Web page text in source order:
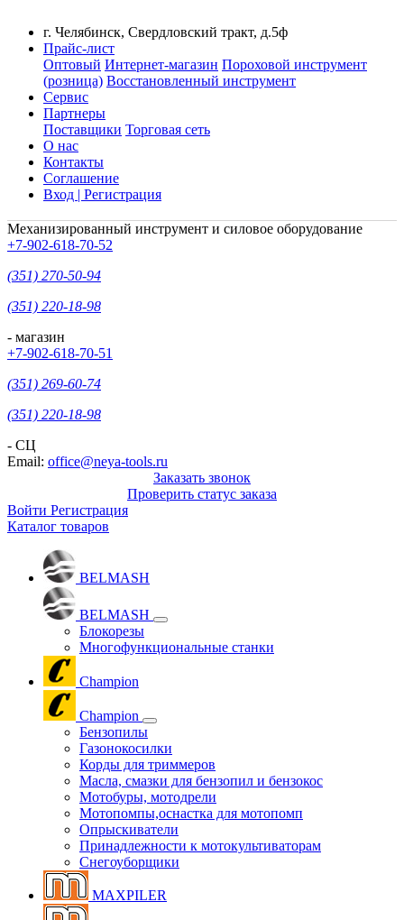
г. Челябинск, Свердловский тракт, д.5ф
Прайс-лист
Оптовый Интернет-магазин Пороховой инструмент
(розница) Восстановленный инструмент
Сервис
Партнеры
Поставщики Торговая сеть
О нас
Контакты
Соглашение
Вход | Регистрация
Механизированный инструмент и силовое оборудование
+7-902-618-70-52
(351) 270-50-94
(351) 220-18-98
- магазин
+7-902-618-70-51
(351) 269-60-74
(351) 220-18-98
- СЦ
Email: office@neya-tools.ru
Заказать звонок
Проверить статус заказа
Войти Регистрация
Каталог товаров
BELMASH
BELMASH
Блокорезы
Многофункциональные станки
Champion
Champion
Бензопилы
Газонокосилки
Корды для триммеров
Масла, смазки для бензопил и бензокос
Мотобуры, мотодрели
Мотопомпы,оснастка для мотопомп
Опрыскиватели
Принадлежности к мотокультиваторам
Снегоуборщики
MAXPILER